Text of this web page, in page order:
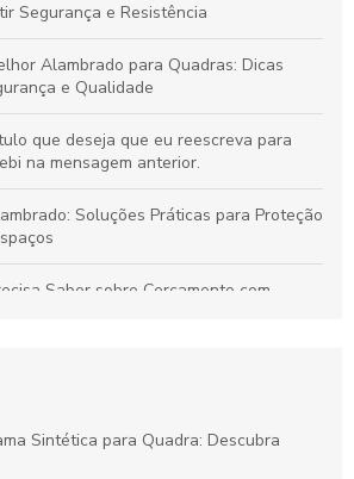
Segurança e Resistência
Alambrado para Quadras: Dicas
e Qualidade
que deseja que eu reescreva para
na mensagem anterior.
Soluções Práticas para Proteção
Saber sobre Cercamento com
Guia de Escolha
Sintética para Quadras de Futebol
e Conforto
Sintética para Quadra: Descubra